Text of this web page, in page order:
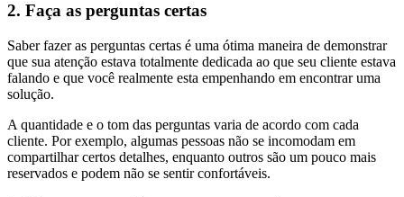
2. Faça as perguntas certas
Saber fazer as perguntas certas é uma ótima maneira de demonstrar
que sua atenção estava totalmente dedicada ao que seu cliente estava
falando e que você realmente esta empenhando em encontrar uma
solução.
A quantidade e o tom das perguntas varia de acordo com cada
cliente. Por exemplo, algumas pessoas não se incomodam em
compartilhar certos detalhes, enquanto outros são um pouco mais
reservados e podem não se sentir confortáveis.